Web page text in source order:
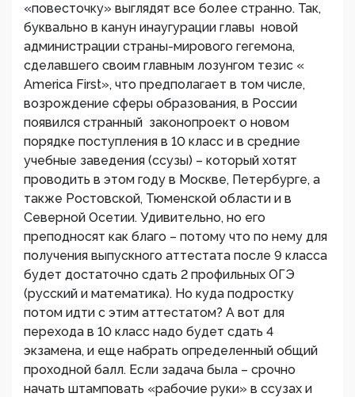
«повесточку» выглядят все более странно. Так,
буквально в канун инаугурации главы новой
администрации страны-мирового гегемона,
сделавшего своим главным лозунгом тезис «
America First», что предполагает в том числе,
возрождение сферы образования, в России
появился странный законопроект о новом
порядке поступления в 10 класс и в средние
учебные заведения (ссузы) – который хотят
проводить в этом году в Москве, Петербурге, а
также Ростовской, Тюменской области и в
Северной Осетии. Удивительно, но его
преподносят как благо – потому что по нему для
получения выпускного аттестата после 9 класса
будет достаточно сдать 2 профильных ОГЭ
(русский и математика). Но куда подростку
потом идти с этим аттестатом? А вот для
перехода в 10 класс надо будет сдать 4
экзамена, и еще набрать определенный общий
проходной балл. Если задача была – срочно
начать штамповать «рабочие руки» в ссузах и